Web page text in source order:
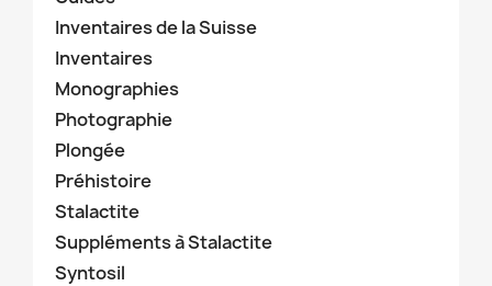
Inventaires de la Suisse
Inventaires
Monographies
Photographie
Plongée
Préhistoire
Stalactite
Suppléments à Stalactite
Syntosil